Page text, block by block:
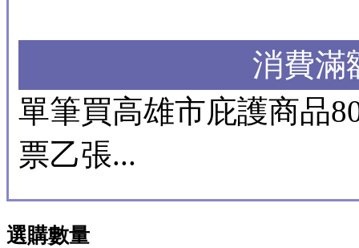
消費滿
單筆買高雄市庇護商品
票乙張...
選購數量